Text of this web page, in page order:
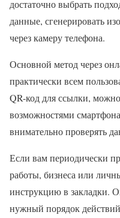
достаточно выбрать
данные, сгенерировать
через камеру телефона.
Основной метод через
практически всем
QR-код для ссылки,
возможностями
внимательно проверять
Если вам периодически
работы, бизнеса или
инструкцию в закладки.
нужный порядок